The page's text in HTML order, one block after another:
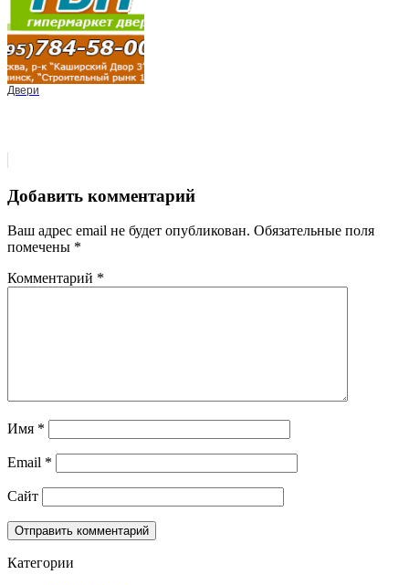
Двери
Добавить комментарий
Ваш адрес email не будет опубликован. Обязательные поля
помечены *
Комментарий *
Имя *
Email *
Сайт
Категории